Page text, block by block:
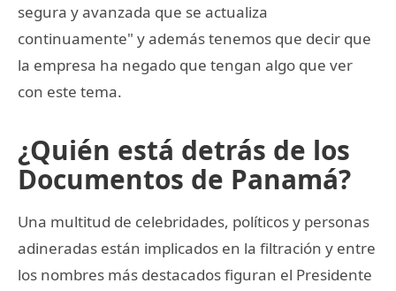
segura y avanzada que se actualiza
continuamente" y además tenemos que decir que
la empresa ha negado que tengan algo que ver
con este tema.
¿Quién está detrás de los
Documentos de Panamá?
Una multitud de celebridades, políticos y personas
adineradas están implicados en la filtración y entre
los nombres más destacados figuran el Presidente